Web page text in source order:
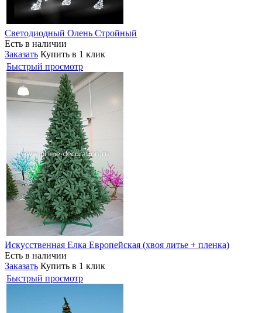
Светодиодный Олень Стройный
Есть в наличии
Заказать Купить в 1 клик
Быстрый просмотр
Искусственная Елка Европейская (хвоя литье + пленка)
Есть в наличии
Заказать Купить в 1 клик
Быстрый просмотр